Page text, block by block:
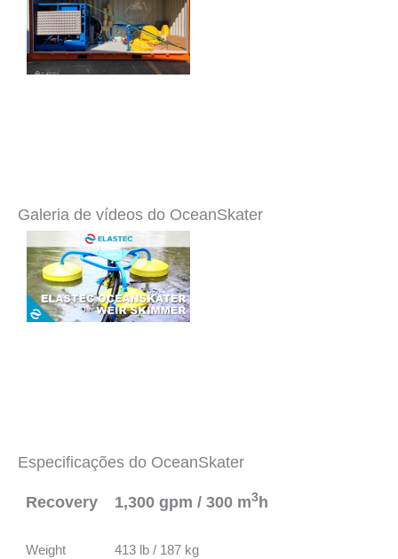
Galeria de vídeos do OceanSkater
Especificações do OceanSkater
Recovery 1,300 gpm / 300 m3h
Weight 413 lb / 187 kg